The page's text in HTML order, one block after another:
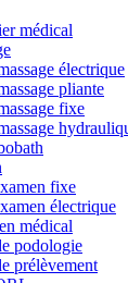
médical
électrique
pliante
fixe
fixe
électrique
médical
podologie
prélèvement